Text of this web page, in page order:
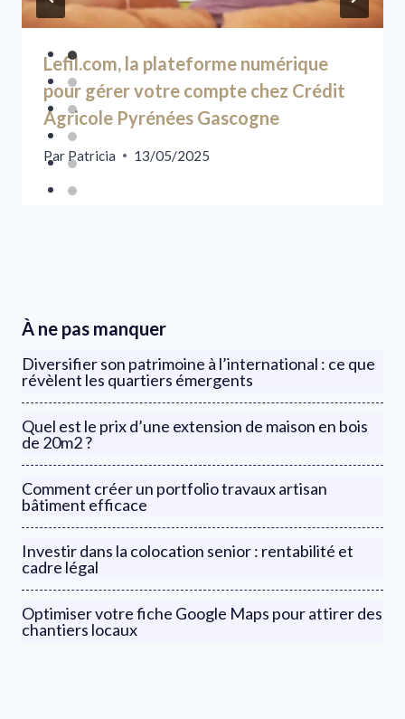
Lefil.com, la plateforme numérique
pour gérer votre compte chez Crédit
Agricole Pyrénées Gascogne
Par Patricia 13/05/2025
À ne pas manquer
Diversifier son patrimoine à l’international : ce que
révèlent les quartiers émergents
Quel est le prix d’une extension de maison en bois
de 20m2 ?
Comment créer un portfolio travaux artisan
bâtiment efficace
Investir dans la colocation senior : rentabilité et
cadre légal
Optimiser votre fiche Google Maps pour attirer des
chantiers locaux